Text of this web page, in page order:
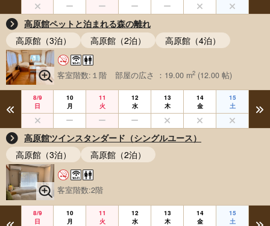
高原館ペットと泊まれる森の離れ
高原館（3泊）
高原館（2泊） 高原館（4泊）
客室階数:１階 部屋の広さ ：19.00 m2 (12.00 帖)
8/9
日
10
月
11
火
12
水
13
木
14
金
15
土
高原館ツインスタンダード（シングルユース）
高原館（3泊）
高原館（2泊）
客室階数:2階
8/9
日
10
月
11
火
12
水
13
木
14
金
15
土